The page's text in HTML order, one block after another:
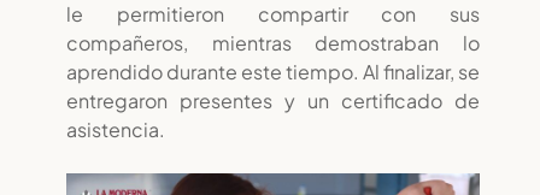
le permitieron compartir con sus
compañeros, mientras demostraban lo
aprendido durante este tiempo. Al finalizar, se
entregaron presentes y un certificado de
asistencia.